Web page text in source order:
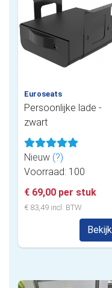
Euroseats
Persoonlijke lade -
zwart
Nieuw (?)
Voorraad: 100
€ 69,00 per stuk
€ 83,49 incl. BTW
Bekijk